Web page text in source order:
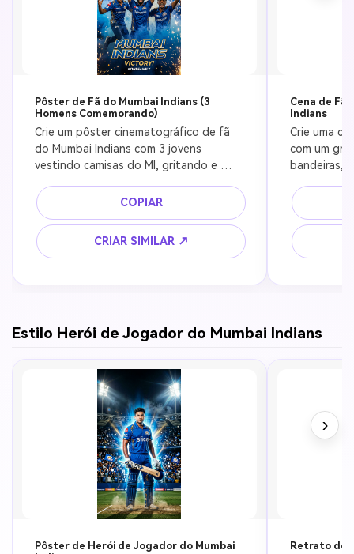
Pôster de Fã do Mumbai Indians (3
Homens Comemorando)
Crie um pôster cinematográfico de fã
do Mumbai Indians com 3 jovens
vestindo camisas do MI, gritando e
faíscas douradas, estádio de críquete à
noite, ultra realista, iluminação de alto
contraste, 8k, pôster esportivo
dramático
COPIAR
CRIAR SIMILAR ↗
Cena de
Indians
Crie uma
com um
bandeiras,
luzes do
Estilo Herói de Jogador do Mumbai Indians
Pôster de Herói de Jogador do Mumbai
Retrato de
›